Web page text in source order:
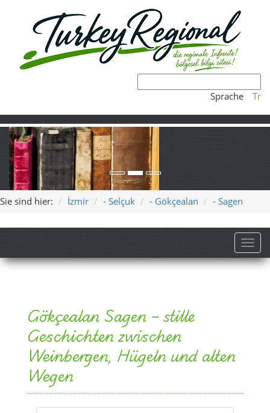
Sprache Tr
Sie sind hier: İzmir - Selçuk - Gökçealan - Sagen
Gökçealan Sagen – stille
Geschichten zwischen
Weinbergen, Hügeln und alten
Wegen